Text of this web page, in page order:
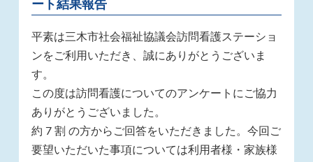
ート結果報告
平素は三木市社会福祉協議会訪問看護ステーショ
ンをご利用いただき、誠にありがとうございま
す。
この度は訪問看護についてのアンケートにご協力
ありがとうございました。
約 7 割 の方からご回答をいただきました。今回ご
要望いただいた事項については利用者様・家族様